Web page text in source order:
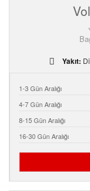
Yakıt:
1-3 Gün Aralığı
4-7 Gün Aralığı
8-15 Gün Aralığı
16-30 Gün Aralığı